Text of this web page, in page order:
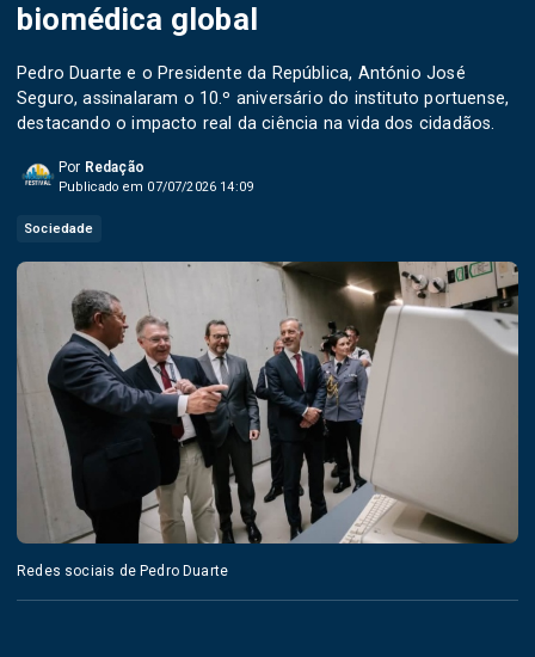
biomédica global
Pedro Duarte e o Presidente da República, António José
Seguro, assinalaram o 10.º aniversário do instituto portuense,
destacando o impacto real da ciência na vida dos cidadãos.
Por Redação
Publicado em 07/07/2026 14:09
Sociedade
Redes sociais de Pedro Duarte